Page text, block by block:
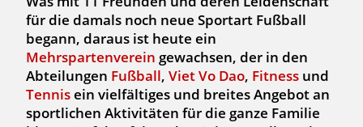
für die damals noch neue Sportart Fußball
begann, daraus ist heute ein
Mehrspartenverein gewachsen, der in den
Abteilungen Fußball,Viet Vo Dao, Fitness und
Tennisein vielfältiges und breites Angebot an
sportlichen Aktivitäten für die ganze Familie